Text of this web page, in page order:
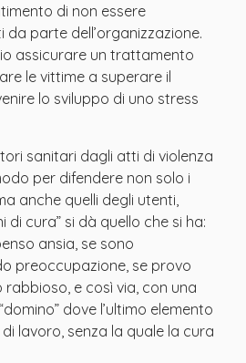
di non essere
parte dell’organizzazione.
assicurare un trattamento
le vittime a superare il
lo sviluppo di uno stress
sanitari dagli atti di violenza
per difendere non solo i
anche quelli degli utenti,
di cura” si dà quello che si ha:
ansia, se sono
preoccupazione, se provo
e così via, con una
dove l’ultimo elemento
lavoro, senza la quale la cura